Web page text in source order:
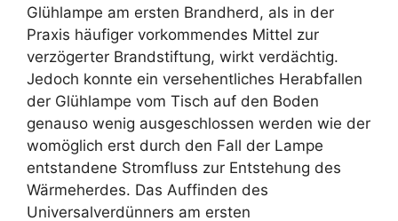
Glühlampe am ersten Brandherd, als in der
Praxis häufiger vorkommendes Mittel zur
verzögerter Brandstiftung, wirkt verdächtig.
Jedoch konnte ein versehentliches Herabfallen
der Glühlampe vom Tisch auf den Boden
genauso wenig ausgeschlossen werden wie der
womöglich erst durch den Fall der Lampe
entstandene Stromfluss zur Entstehung des
Wärmeherdes. Das Auffinden des
Universalverdünners am ersten